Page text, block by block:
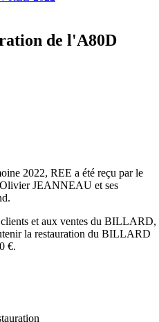
de l'A80D
2022, REE a été reçu par le
JEANNEAU et ses
clients et aux ventes du BILLARD,
la restauration du BILLARD
€.